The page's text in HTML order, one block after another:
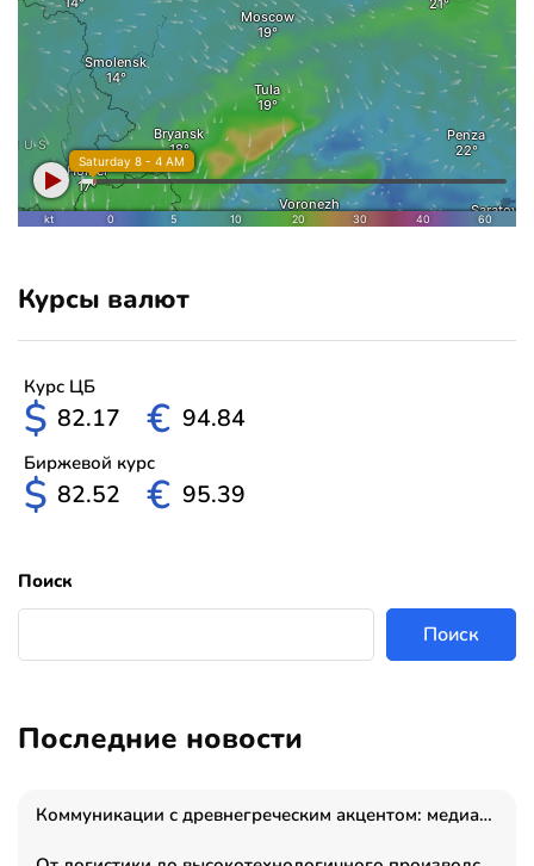
Курсы валют
Курс ЦБ
$ 82.17 € 94.84
Биржевой курс
$ 82.52 € 95.39
Поиск
Поиск
Последние новости
Коммуникации с древнегреческим акцентом: медиаменеджер и журналист Владимир Дергачев запустил коммуникационное агентство «Сократ 2.0»